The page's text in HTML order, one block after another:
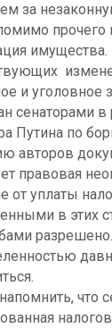
за
прочего
имущества.
и уголовное
сенаторами
Путина по
авторов
правовая
от уплаты
в этих
что